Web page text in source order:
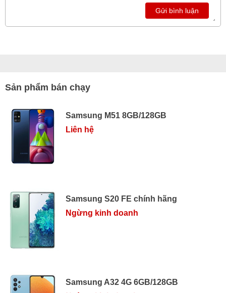
Gửi bình luận
Sản phẩm bán chạy
Samsung M51 8GB/128GB
Liên hệ
Samsung S20 FE chính hãng
Ngừng kinh doanh
Samsung A32 4G 6GB/128GB